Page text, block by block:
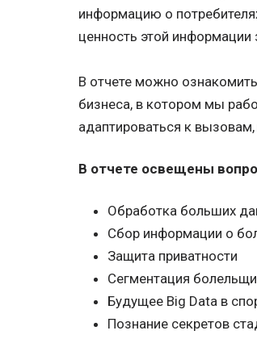
информацию о
ценность этой информации
В отчете можно
бизнеса, в котором мы
адаптироваться к
В отчете освещены
Обработка больших
Сбор информации о
Защита приватности
Сегментация
Будущее Big Data в
Познание секретов